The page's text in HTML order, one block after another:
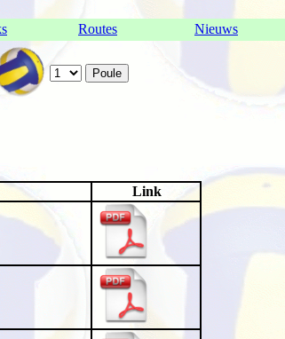
Routes Nieuws
Link